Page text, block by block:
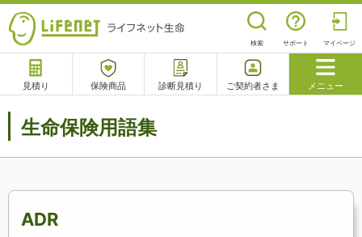
検索 サポート マイページ
見積り 保険商品 診断見積り ご契約者さま メニュー
サポート
生命保険用語集
ADR